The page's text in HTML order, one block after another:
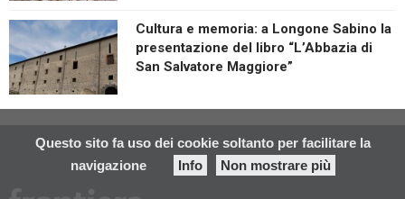
Questo sito fa uso dei cookie soltanto per facilitare la
navigazione
Info Non mostrare più
Cultura e memoria: a Longone Sabino la
presentazione del libro “L’Abbazia di
San Salvatore Maggiore”